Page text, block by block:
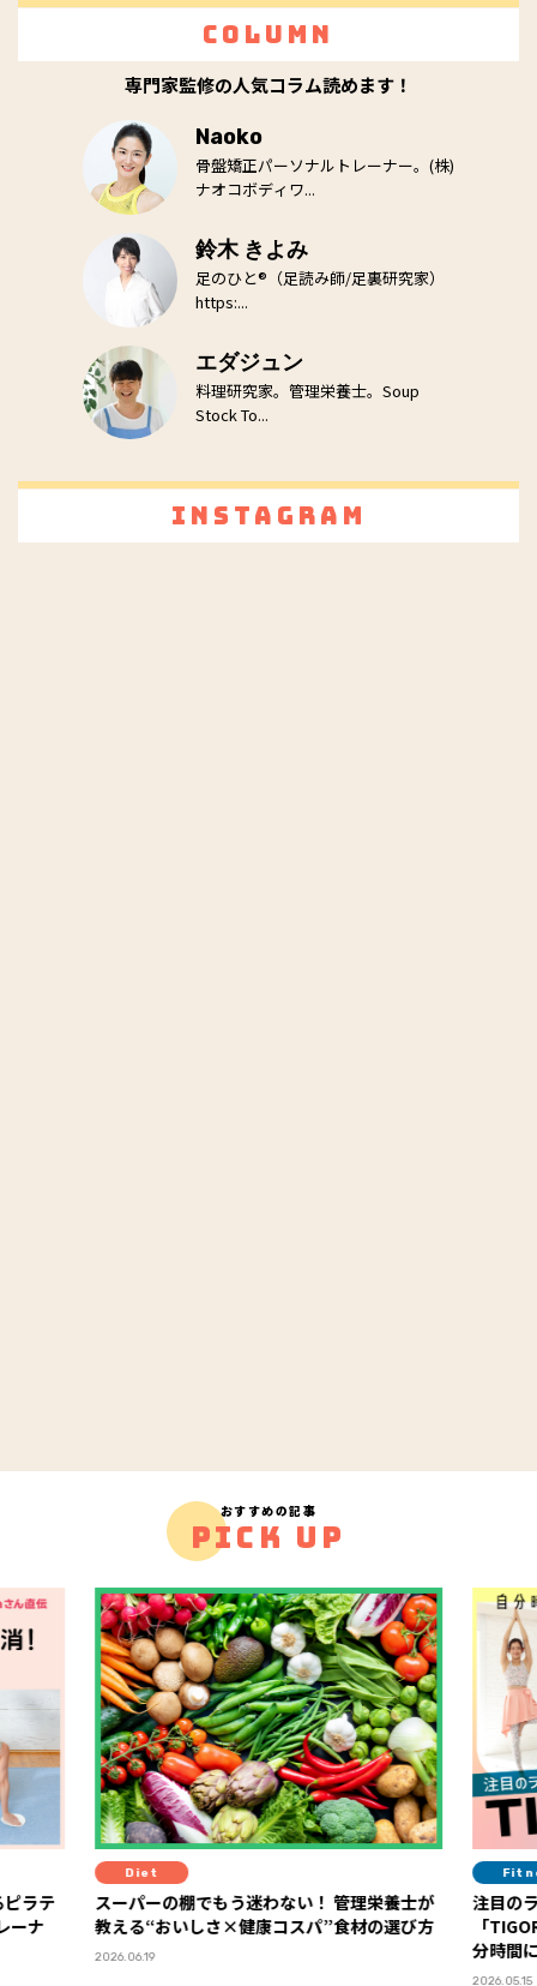
Column
専門家監修の人気コラム読めます！
Naoko
骨盤矯正パーソナルトレーナー。(株)
ナオコボディワ...
鈴木 きよみ
足のひと®（足読み師/足裏研究家）
https:...
エダジュン
料理研究家。管理栄養士。Soup
Stock To...
Instagram
おすすめの記事
PICK UP
管理栄養士が
”食材の選び方
注目のライフスタイル・アイコンが選ぶ
「TIGORA」の“UVカット＋α”ウエアで、自